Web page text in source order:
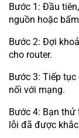
Bước 1: Đầu
nguồn hoặc
Bước 2: Đợi
cho router.
Bước 3: Tiếp
nối với mạng.
Bước 4: Bạn thử
lỗi đã được